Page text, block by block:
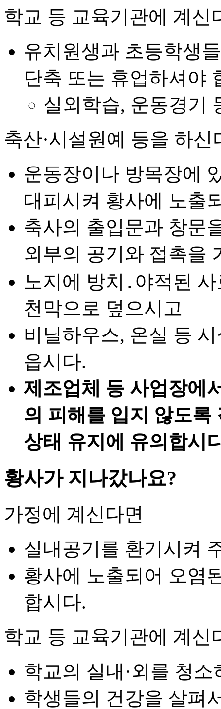
학교 등 교육기관에 계신
유치원생과 초등학생
단축 또는 휴업하셔야
실외학습, 운동경기
축산·시설원예 등을 하신
운동장이나 방목장에
대피시켜 황사에 노출
축사의 출입문과 창문
외부의 공기와 접촉을
노지에 방치․야적된
천막으로 덮으시고
비닐하우스, 온실 등
읍시다.
제조업체 등 사업장에
의 피해를 입지 않도록
상태 유지에 유의합시
황사가 지나갔나요?
가정에 계신다면
실내공기를 환기시켜
황사에 노출되어 오염
합시다.
학교 등 교육기관에 계신
학교의 실내·외를 청
학생들의 건강을 살펴